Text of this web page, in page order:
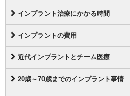
インプラント治療にかかる時間
インプラントの費用
近代インプラントとチーム医療
20歳～70歳までのインプラント事情